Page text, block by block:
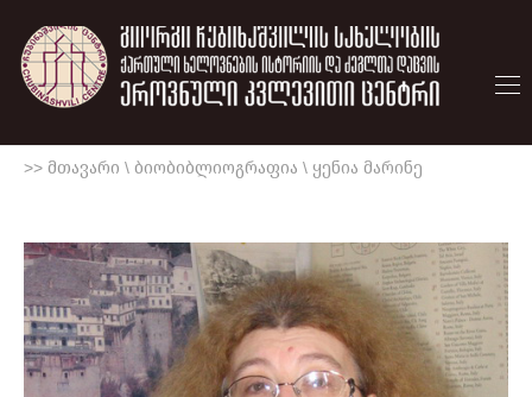
>> მთავარი \ ბიობიბლიოგრაფია \ ყენია მარინე